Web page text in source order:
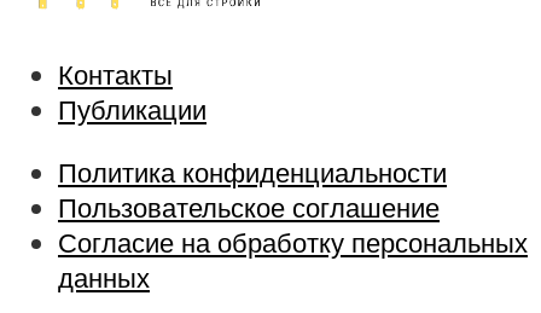
Контакты
Публикации
Политика конфиденциальности
Пользовательское соглашение
Согласие на обработку персональных
данных